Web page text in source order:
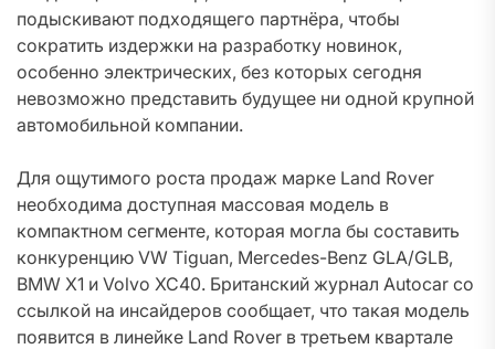
подыскивают подходящего партнёра, чтобы
сократить издержки на разработку новинок,
особенно электрических, без которых сегодня
невозможно представить будущее ни одной крупной
автомобильной компании.
Для ощутимого роста продаж марке Land Rover
необходима доступная массовая модель в
компактном сегменте, которая могла бы составить
конкуренцию VW Tiguan, Mercedes-Benz GLA/GLB,
BMW X1 и Volvo XC40. Британский журнал Autocar со
ссылкой на инсайдеров сообщает, что такая модель
появится в линейке Land Rover в третьем квартале